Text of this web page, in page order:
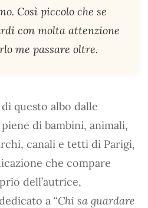
Così piccolo che se
con molta attenzione
me passare oltre.
questo albo dalle
di bambini, animali,
canali e tetti di Parigi,
che compare
dell’autrice,
a “Chi sa guardare